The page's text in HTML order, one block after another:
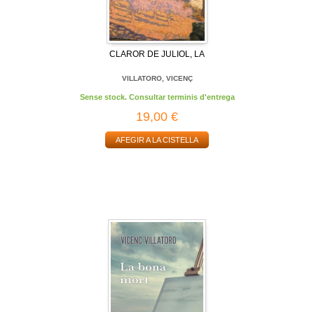
CLAROR DE JULIOL, LA
VILLATORO, VICENÇ
Sense stock. Consultar terminis d'entrega
19,00 €
AFEGIR A LA CISTELLA